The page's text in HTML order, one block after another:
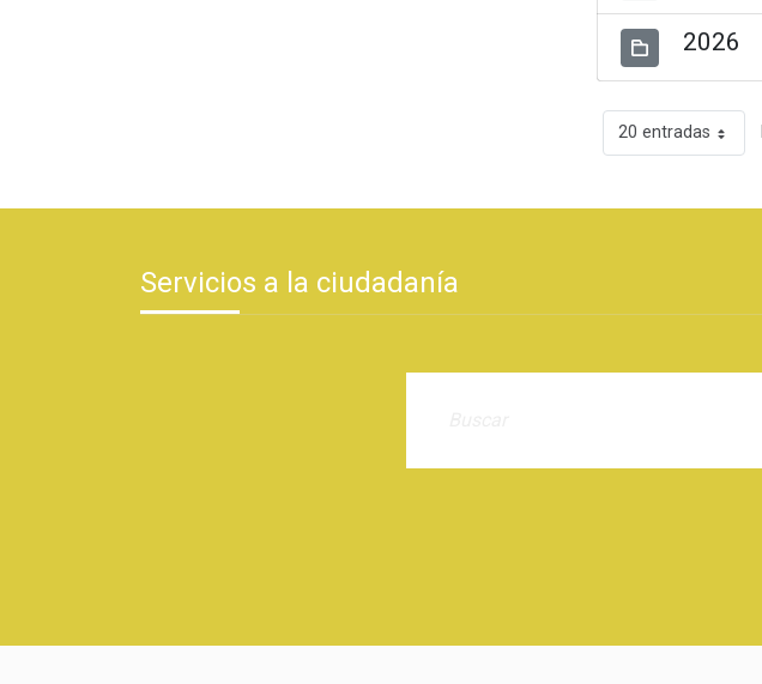
2026
20 entradas
Servicios a la ciudadanía